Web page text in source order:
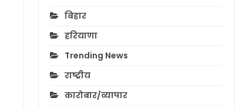
बिहार
हरियाणा
Trending News
राष्ट्रीय
कारोबार/व्यापार